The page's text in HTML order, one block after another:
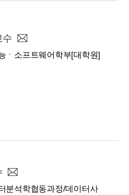
수
ㆍ소프트웨어학부[대학원]
분석학협동과정/데이터사